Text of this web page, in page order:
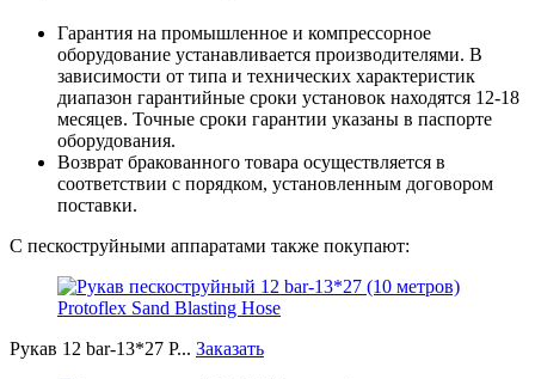
Гарантия на промышленное и компрессорное
оборудование устанавливается производителями. В
зависимости от типа и технических характеристик
диапазон гарантийные сроки установок находятся 12-18
месяцев. Точные сроки гарантии указаны в паспорте
оборудования.
Возврат бракованного товара осуществляется в
соответствии с порядком, установленным договором
поставки.
С пескоструйными аппаратами также покупают:
Рукав 12 bar-13*27 P... Заказать